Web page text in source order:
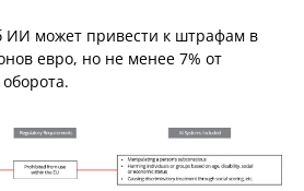
ИИ может привести к штрафам в
евро, но не менее 7% от
оборота.